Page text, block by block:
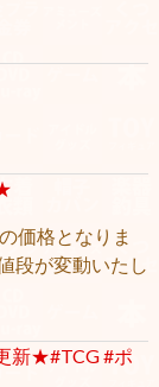
格となりま
段が変動いたし
新★#TCG #ポ